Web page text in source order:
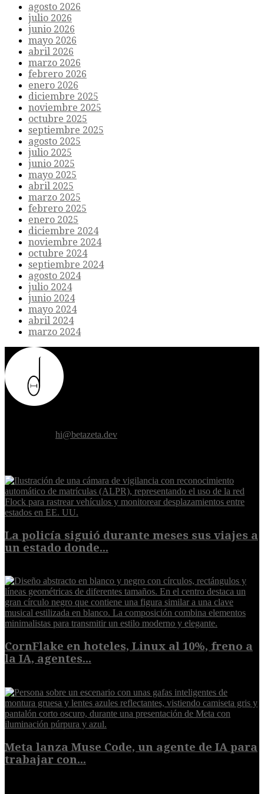
agosto 2026
julio 2026
junio 2026
mayo 2026
abril 2026
marzo 2026
febrero 2026
enero 2026
diciembre 2025
noviembre 2025
octubre 2025
septiembre 2025
agosto 2025
julio 2025
junio 2025
mayo 2025
abril 2025
marzo 2025
febrero 2025
enero 2025
diciembre 2024
noviembre 2024
octubre 2024
septiembre 2024
agosto 2024
julio 2024
junio 2024
mayo 2024
abril 2024
marzo 2024
hi@betazeta.dev
La policía siguió durante meses sus viajes a
un estado donde...
CornFlake en hoteles, Linux al 10%, freno a
la IA, agentes...
Meta lanza Muse Code, un agente de IA para
trabajar con...